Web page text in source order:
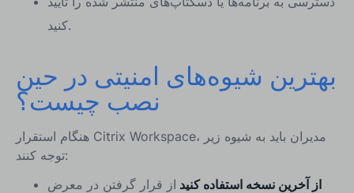
کنید.
بهترین شیوه‌های امنیتی در حین
نصب چیست؟
هنگام استقرار Citrix Workspace، مدیران باید به شیوه زیر
توجه کنند:
از آخرین نسخه استفاده کنید از قرار گرفتن در معرض